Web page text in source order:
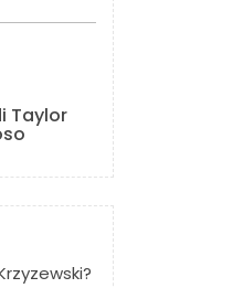
Taylor